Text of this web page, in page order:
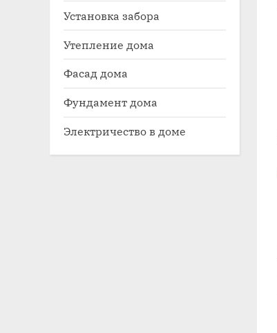
Установка забора
Утепление дома
Фасад дома
Фундамент дома
Электричество в доме